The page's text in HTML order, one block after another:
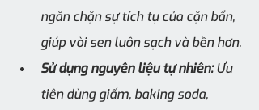
ngăn chặn sự tích tụ của cặn bẩn,
giúp vòi sen luôn sạch và bền hơn.
Sử dụng nguyên liệu tự nhiên: Ưu
tiên dùng giấm, baking soda,